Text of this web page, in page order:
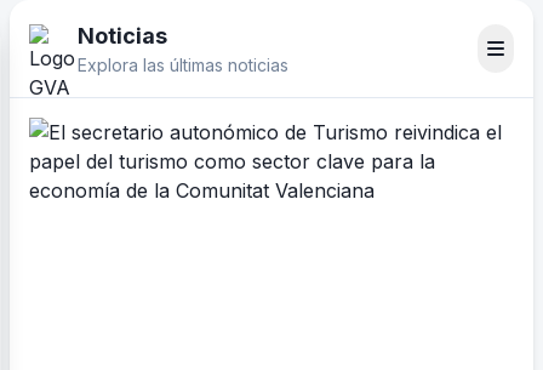
Noticias
Explora las últimas noticias